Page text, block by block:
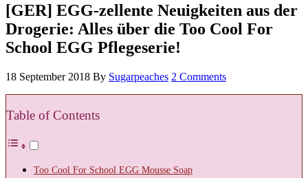
[GER] EGG-zellente Neuigkeiten aus der
Drogerie: Alles über die Too Cool For
School EGG Pflegeserie!
18 September 2018 By Sugarpeaches 2 Comments
Table of Contents
Too Cool For School EGG Mousse Soap